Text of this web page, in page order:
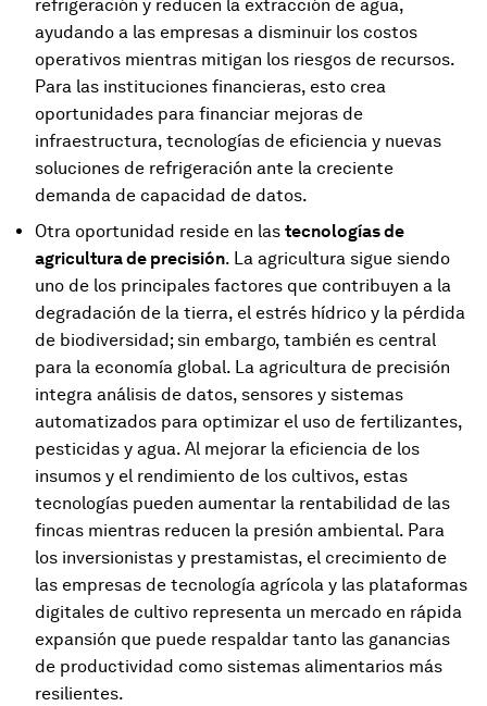
refrigeración y reducen la extracción de agua,
ayudando a las empresas a disminuir los costos
operativos mientras mitigan los riesgos de recursos.
Para las instituciones financieras, esto crea
oportunidades para financiar mejoras de
infraestructura, tecnologías de eficiencia y nuevas
soluciones de refrigeración ante la creciente
demanda de capacidad de datos.
Otra oportunidad reside en las tecnologías de
agricultura de precisión. La agricultura sigue siendo
uno de los principales factores que contribuyen a la
degradación de la tierra, el estrés hídrico y la pérdida
de biodiversidad; sin embargo, también es central
para la economía global. La agricultura de precisión
integra análisis de datos, sensores y sistemas
automatizados para optimizar el uso de fertilizantes,
pesticidas y agua. Al mejorar la eficiencia de los
insumos y el rendimiento de los cultivos, estas
tecnologías pueden aumentar la rentabilidad de las
fincas mientras reducen la presión ambiental. Para
los inversionistas y prestamistas, el crecimiento de
las empresas de tecnología agrícola y las plataformas
digitales de cultivo representa un mercado en rápida
expansión que puede respaldar tanto las ganancias
de productividad como sistemas alimentarios más
resilientes.